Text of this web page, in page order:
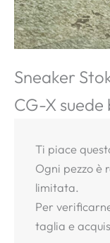
Sneaker
CG-X suede
Ti piace
Ogni pezzo è
limitata.
Per
taglia e